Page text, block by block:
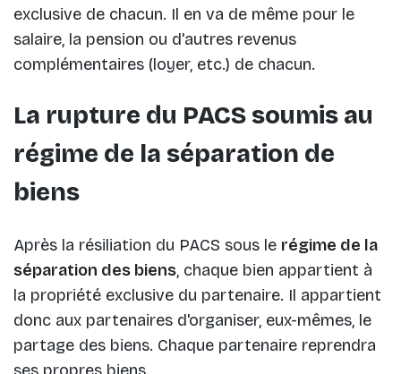
exclusive de chacun. Il en va de même pour le
salaire, la pension ou d'autres revenus
complémentaires (loyer, etc.) de chacun.
La rupture du PACS soumis au
régime de la séparation de
biens
Après la résiliation du PACS sous le régime de la
séparation des biens, chaque bien appartient à
la propriété exclusive du partenaire. Il appartient
donc aux partenaires d'organiser, eux-mêmes, le
partage des biens. Chaque partenaire reprendra
ses propres biens.